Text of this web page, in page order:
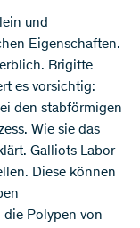
und
Eigenschaften.
Brigitte
es vorsichtig:
den stabförmigen
Wie sie das
Galliots Labor
Diese können
die Polypen von